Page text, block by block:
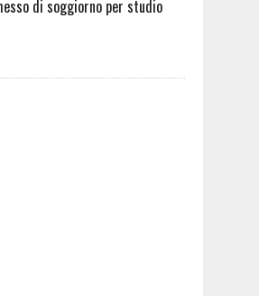
di soggiorno per studio